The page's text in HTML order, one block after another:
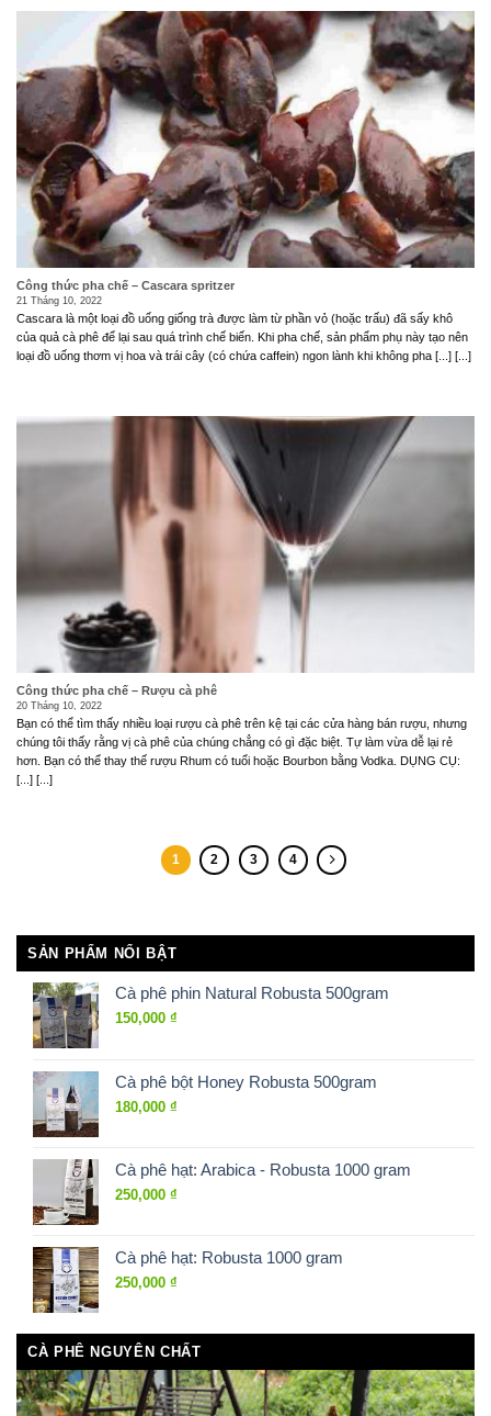
Công thức pha chế – Cascara spritzer
21 Tháng 10, 2022
Cascara là một loại đồ uống giống trà được làm từ phần vỏ (hoặc trấu) đã sấy khô
của quả cà phê để lại sau quá trình chế biến. Khi pha chế, sản phẩm phụ này tạo nên
loại đồ uống thơm vị hoa và trái cây (có chứa caffein) ngon lành khi không pha [...] [...]
Công thức pha chế – Rượu cà phê
20 Tháng 10, 2022
Bạn có thể tìm thấy nhiều loại rượu cà phê trên kệ tại các cửa hàng bán rượu, nhưng
chúng tôi thấy rằng vị cà phê của chúng chẳng có gì đặc biệt. Tự làm vừa dễ lại rẻ
hơn. Bạn có thể thay thế rượu Rhum có tuổi hoặc Bourbon bằng Vodka. DỤNG CỤ:
[...] [...]
1 2 3 4
SẢN PHẨM NỔI BẬT
Cà phê phin Natural Robusta 500gram
150,000 ₫
Cà phê bột Honey Robusta 500gram
180,000 ₫
Cà phê hạt: Arabica - Robusta 1000 gram
250,000 ₫
Cà phê hạt: Robusta 1000 gram
250,000 ₫
CÀ PHÊ NGUYÊN CHẤT